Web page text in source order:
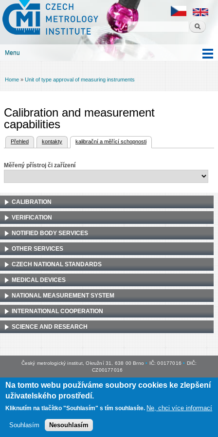
content
Czech
metrology
institute
Menu
You are here
Home » Unit of type approval of measuring instruments
Calibration and measurement
capabilities
Primary tabs
Přehled kontakty kalibrační a měřící schopnosti
(active tab)
Měřený přístroj či zařízení
CALIBRATION
VERIFICATION
NOTIFIED BODY SERVICES
OTHER SERVICES
CZECH NATIONAL STANDARDS
MEDICAL DEVICES
NATIONAL MEASUREMENT SYSTEM
INTERNATIONAL COOPERATION
SCIENCE AND RESEARCH
Český metrologický institut, Okružní 31, 638 00 Brno • IČ: 00177016 • DIČ:
CZ00177016
Mapa webu• Prohlášení o přístupnosti
Na tomto webu používáme soubory cookies ke zlepšení
uživatelského prostředí.
Kliknutím na tlačítko "Souhlasím" s tím souhlasíte. Ne, chci více informací
Souhlasím Nesouhlasím